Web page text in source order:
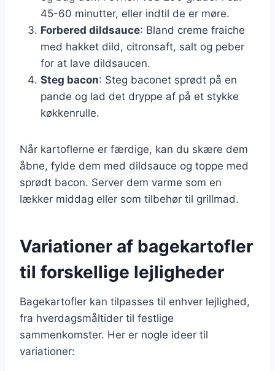
45-60 minutter, eller indtil de er møre.
Forbered dildsauce: Bland creme fraiche
med hakket dild, citronsaft, salt og peber
for at lave dildsaucen.
Steg bacon: Steg baconet sprødt på en
pande og lad det dryppe af på et stykke
køkkenrulle.
Når kartoflerne er færdige, kan du skære dem
åbne, fylde dem med dildsauce og toppe med
sprødt bacon. Server dem varme som en
lækker middag eller som tilbehør til grillmad.
Variationer af bagekartofler
til forskellige lejligheder
Bagekartofler kan tilpasses til enhver lejlighed,
fra hverdagsmåltider til festlige
sammenkomster. Her er nogle ideer til
variationer: